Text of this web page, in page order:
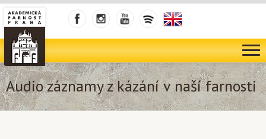
Audio záznamy z kázání v naší farnosti